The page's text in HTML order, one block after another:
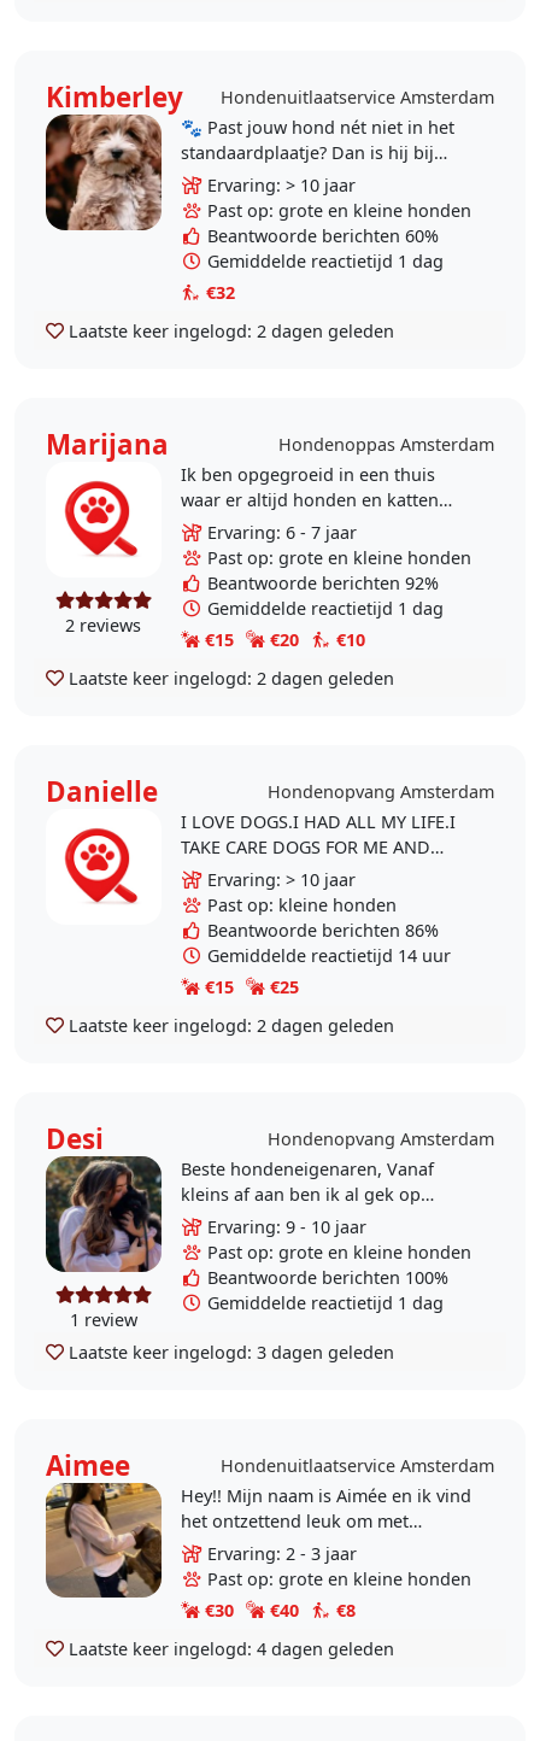
Kimberley
Hondenuitlaatservice Amsterdam
🐾 Past jouw hond nét niet in het
standaardplaatje? Dan is hij bij
Happy Tails Uitlaatservice helemaal
op zijn plek! 🐾 Is jouw hond jong
of..
Ervaring: > 10 jaar
Past op: grote en kleine honden
Beantwoorde berichten 60%
Gemiddelde reactietijd 1 dag
€32
Laatste keer ingelogd: 2 dagen geleden
Marijana Hondenoppas Amsterdam
2 reviews
Ik ben opgegroeid in een thuis
waar er altijd honden en katten
zijn. Ik weet dat ze altijd willen om
te spelen. Ze willen aandacht,
begrip. Andere ze..
Ervaring: 6 - 7 jaar
Past op: grote en kleine honden
Beantwoorde berichten 92%
Gemiddelde reactietijd 1 dag
€15
€20
€10
Laatste keer ingelogd: 2 dagen geleden
Danielle
Hondenopvang Amsterdam
I LOVE DOGS.I HAD ALL MY LIFE.I
TAKE CARE DOGS FOR ME AND
OTHERS ALL MY LIFE.I HAD MORE
THAN 10 DIFFERENT DOG OWNERS
IN THIS OR OTHER SITES.I HAVE A..
Ervaring: > 10 jaar
Past op: kleine honden
Beantwoorde berichten 86%
Gemiddelde reactietijd 14 uur
€15
€25
Laatste keer ingelogd: 2 dagen geleden
Desi Hondenopvang Amsterdam
1 review
Beste hondeneigenaren, Vanaf
kleins af aan ben ik al gek op
honden. Op mijn 12de was ik al
bezig met honden uitlaten en erin
te verdiepen. Sinds..
Ervaring: 9 - 10 jaar
Past op: grote en kleine honden
Beantwoorde berichten 100%
Gemiddelde reactietijd 1 dag
Laatste keer ingelogd: 3 dagen geleden
Aimee
Hondenuitlaatservice Amsterdam
Hey!! Mijn naam is Aimée en ik vind
het ontzettend leuk om met
honden bezig te zijn. Ik heb al
ervaring met oppashonden en vind
het leuk om met ze..
Ervaring: 2 - 3 jaar
Past op: grote en kleine honden
€30
€40
€8
Laatste keer ingelogd: 4 dagen geleden